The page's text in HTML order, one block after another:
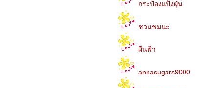
กระป๋องแป้งฝุ่น
ชวนชมนะ
ผืนฟ้า
annasugars9000